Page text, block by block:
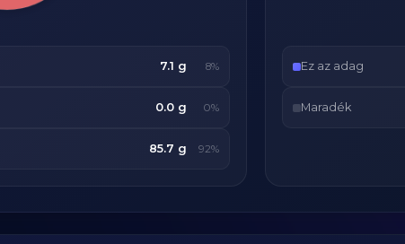
7.1 g 8%
0.0 g 0%
85.7 g 92%
Ez az adag
Maradék